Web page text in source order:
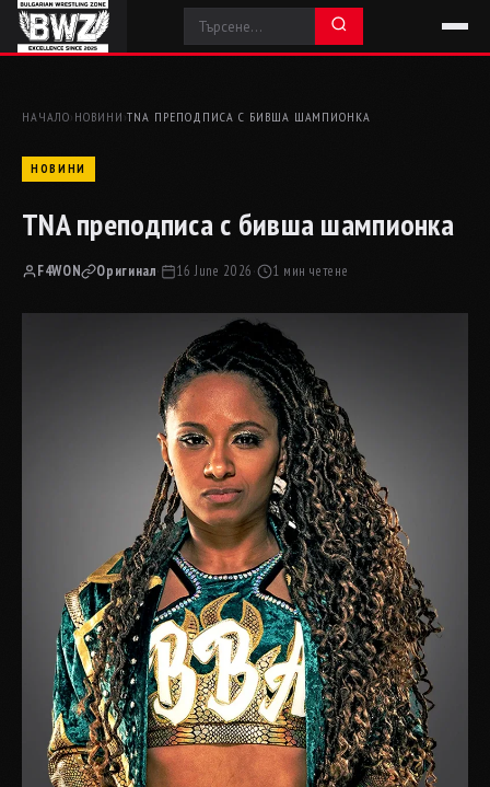
НАЧАЛО› НОВИНИ ›TNA ПРЕПОДПИСА С БИВША ШАМПИОНКА
НОВИНИ
TNA преподписа с бивша шампионка
F4WON Оригинал· 16 June 2026· 1 мин четене